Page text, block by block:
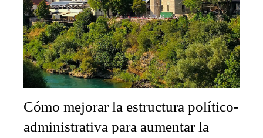
Cómo mejorar la estructura político-
administrativa para aumentar la